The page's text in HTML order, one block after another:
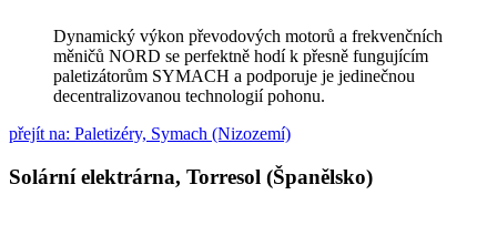
Dynamický výkon převodových motorů a frekvenčních
měničů NORD se perfektně hodí k přesně fungujícím
paletizátorům SYMACH a podporuje je jedinečnou
decentralizovanou technologií pohonu.
přejít na: Paletizéry, Symach (Nizozemí)
Solární elektrárna, Torresol (Španělsko)